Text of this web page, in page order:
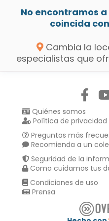
No encontramos
coincida
Cambia la
especialistas que
Quiénes somos
Política de privacidad
Preguntas más
Recomienda a un
Seguridad de la
Como cuidamos tus
Condiciones de uso
Prensa